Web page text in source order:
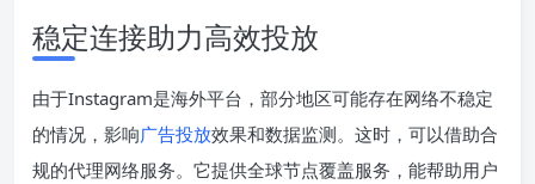
稳定连接助力高效投放
由于Instagram是海外平台，部分地区可能存在网络不稳定
的情况，影响广告投放效果和数据监测。这时，可以借助合
规的代理网络服务。它提供全球节点覆盖服务，能帮助用户